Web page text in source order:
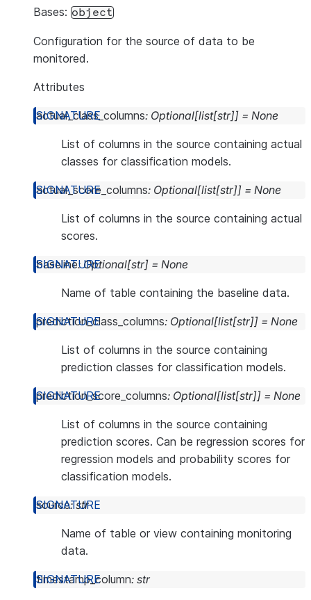
Bases: object
Configuration for the source of data to be
monitored.
Attributes
actual_class_columns: Optional[list[str]] = None
List of columns in the source containing actual
classes for classification models.
actual_score_columns: Optional[list[str]] = None
List of columns in the source containing actual
scores.
baseline: Optional[str] = None
Name of table containing the baseline data.
prediction_class_columns: Optional[list[str]] = None
List of columns in the source containing
prediction classes for classification models.
prediction_score_columns: Optional[list[str]] = None
List of columns in the source containing
prediction scores. Can be regression scores for
regression models and probability scores for
classification models.
source: str
Name of table or view containing monitoring
data.
timestamp_column: str